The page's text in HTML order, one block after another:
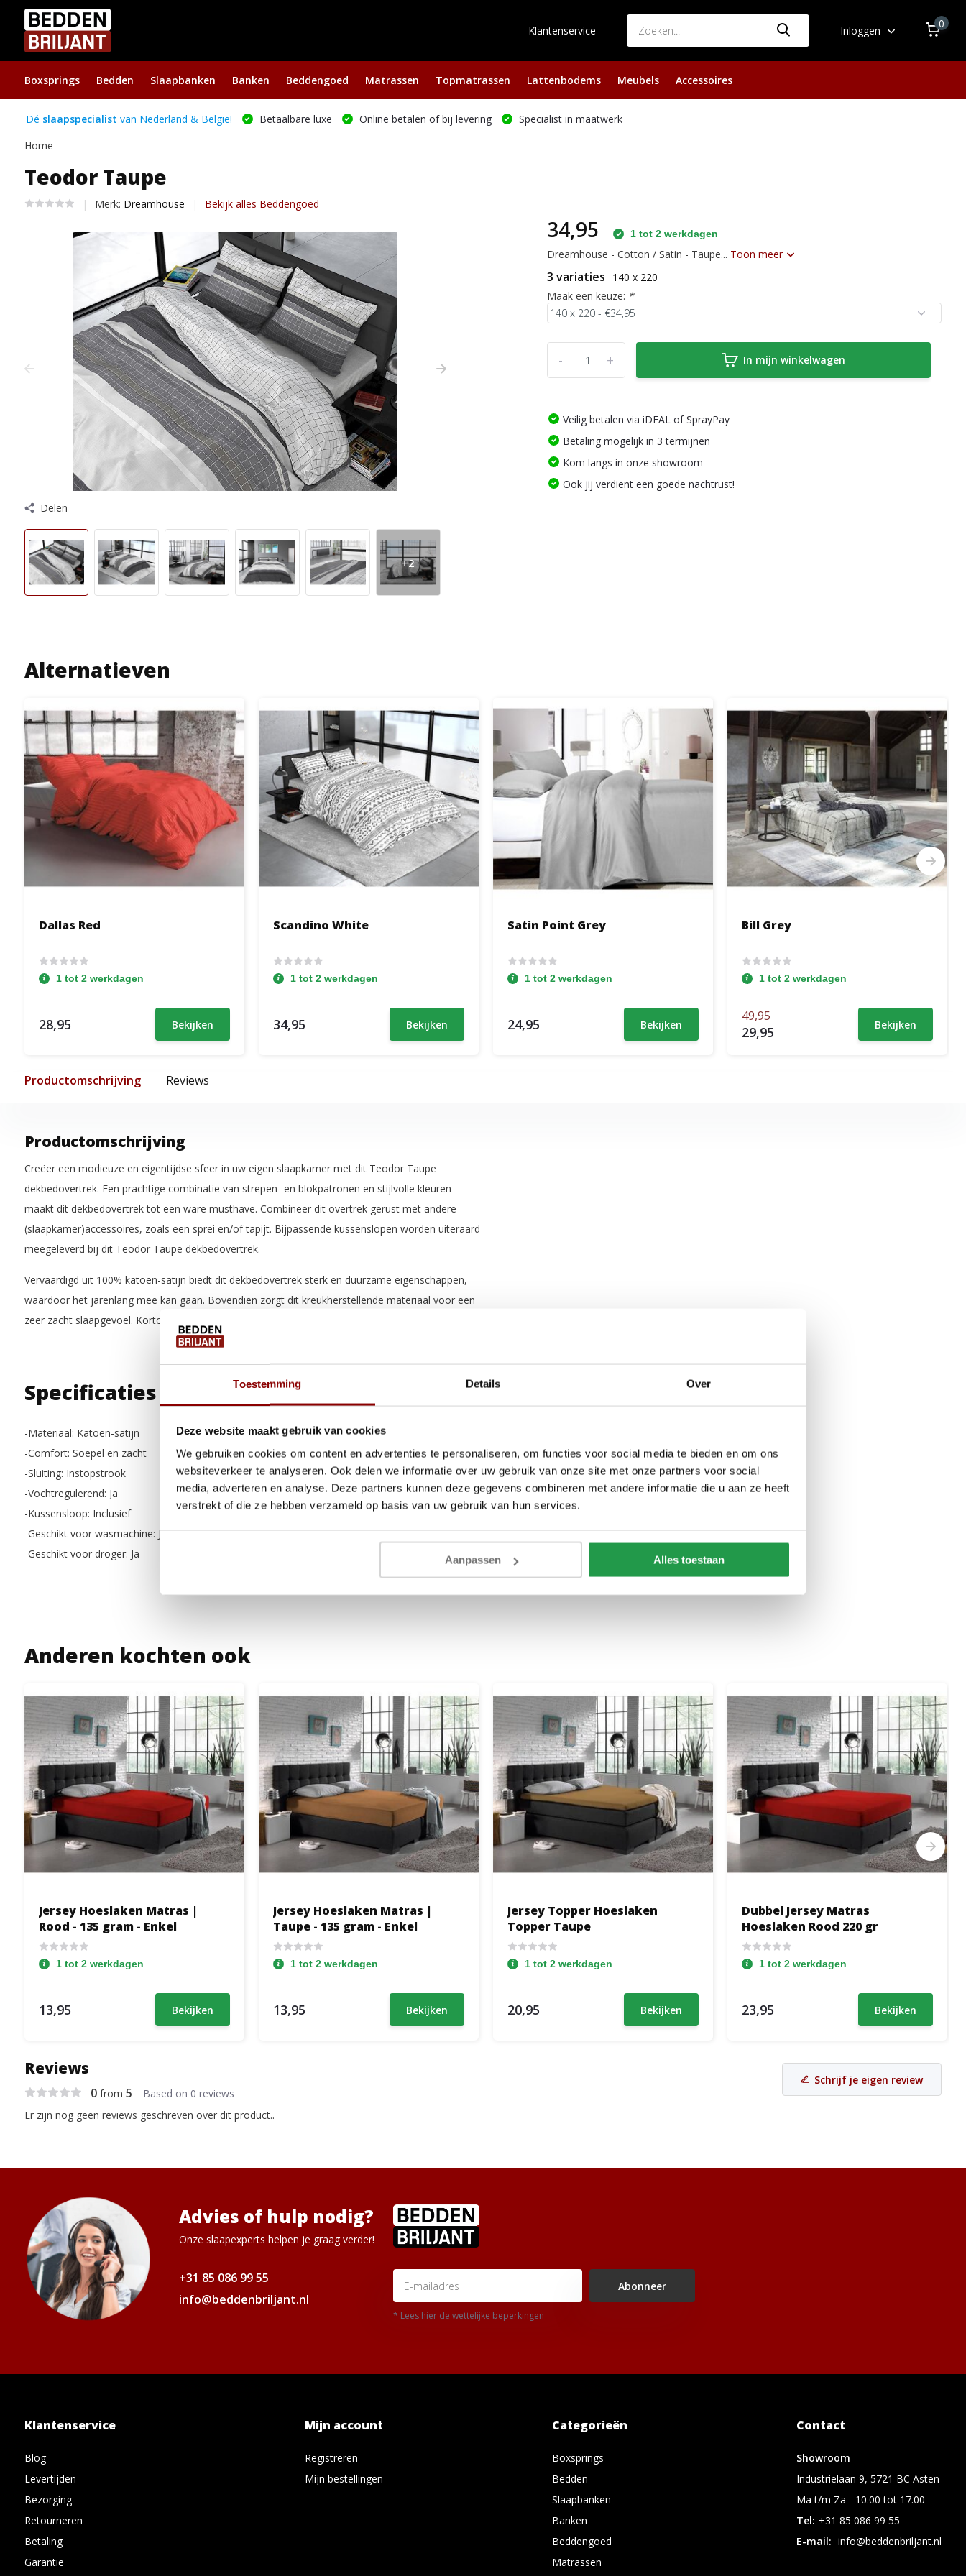
Toestemming Details Over
Deze website maakt gebruik van cookies
We gebruiken cookies om content en advertenties te personaliseren, om functies voor social media te bieden en om ons
websiteverkeer te analyseren. Ook delen we informatie over uw gebruik van onze site met onze partners voor social
media, adverteren en analyse. Deze partners kunnen deze gegevens combineren met andere informatie die u aan ze heeft
verstrekt of die ze hebben verzameld op basis van uw gebruik van hun services.
Aanpassen Alles toestaan
Klantenservice Inloggen
0
Boxsprings Bedden Slaapbanken Banken Beddengoed Matrassen Topmatrassen Lattenbodems Meubels Accessoires
Dé slaapspecialist van Nederland & België! Betaalbare luxe Online betalen of bij levering
Specialist in maatwerk
Home
Teodor Taupe
Merk: Dreamhouse Bekijk alles Beddengoed
Delen
+2
34,95 1 tot 2 werkdagen
Dreamhouse - Cotton / Satin - Taupe... Toon meer
3 variaties
140 x 220
Maak een keuze: *
+
- In mijn winkelwagen
Veilig betalen via iDEAL of SprayPay
Betaling mogelijk in 3 termijnen
Kom langs in onze showroom
Ook jij verdient een goede nachtrust!
Alternatieven
Dallas Red
1 tot 2 werkdagen
28,95 Bekijken
Scandino White
1 tot 2 werkdagen
34,95 Bekijken
Satin Point Grey
1 tot 2 werkdagen
24,95 Bekijken
Bill Grey
1 tot 2 werkdagen
49,95
29,95 Bekijken
Productomschrijving Reviews
Productomschrijving
Creëer een modieuze en eigentijdse sfeer in uw eigen slaapkamer met dit Teodor Taupe
dekbedovertrek. Een prachtige combinatie van strepen- en blokpatronen en stijlvolle kleuren
maakt dit dekbedovertrek tot een ware musthave. Combineer dit overtrek gerust met andere
(slaapkamer)accessoires, zoals een sprei en/of tapijt. Bijpassende kussenslopen worden uiteraard
meegeleverd bij dit Teodor Taupe dekbedovertrek.
Vervaardigd uit 100% katoen-satijn biedt dit dekbedovertrek sterk en duurzame eigenschappen,
waardoor het jarenlang mee kan gaan. Bovendien zorgt dit kreukherstellende materiaal voor een
zeer zacht slaapgevoel. Kortom, droom heerlijk weg onder dit Teodor Taupe dekbedovertrek.
Specificaties
-Materiaal: Katoen-satijn
-Comfort: Soepel en zacht
-Sluiting: Instopstrook
-Vochtregulerend: Ja
-Kussensloop: Inclusief
-Geschikt voor wasmachine: Ja
-Geschikt voor droger: Ja
Anderen kochten ook
Jersey Hoeslaken Matras |
Rood - 135 gram - Enkel
1 tot 2 werkdagen
13,95 Bekijken
Jersey Hoeslaken Matras |
Taupe - 135 gram - Enkel
1 tot 2 werkdagen
13,95 Bekijken
Jersey Topper Hoeslaken
Topper Taupe
1 tot 2 werkdagen
20,95 Bekijken
Dubbel Jersey Matras
Hoeslaken Rood 220 gr
1 tot 2 werkdagen
23,95 Bekijken
Reviews
0from 5 Based on 0 reviews
Schrijf je eigen review
Er zijn nog geen reviews geschreven over dit product..
Advies of hulp nodig?
Onze slaapexperts helpen je graag verder!
+31 85 086 99 55
info@beddenbriljant.nl
Abonneer
* Lees hier de wettelijke beperkingen
Klantenservice
Blog
Levertijden
Bezorging
Retourneren
Betaling
Garantie
Mijn account
Registreren
Mijn bestellingen
Categorieën
Boxsprings
Bedden
Slaapbanken
Banken
Beddengoed
Matrassen
Contact
Showroom
Industrielaan 9, 5721 BC Asten
Ma t/m Za - 10.00 tot 17.00
Tel: +31 85 086 99 55
E-mail: info@beddenbriljant.nl